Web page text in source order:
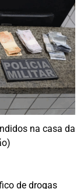
na casa da
de drogas